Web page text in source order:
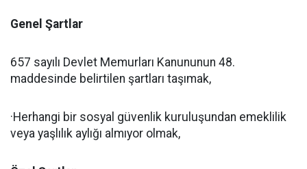
Genel Şartlar
657 sayılı Devlet Memurları Kanununun 48.
maddesinde belirtilen şartları taşımak,
·Herhangi bir sosyal güvenlik kuruluşundan emeklilik
veya yaşlılık aylığı almıyor olmak,